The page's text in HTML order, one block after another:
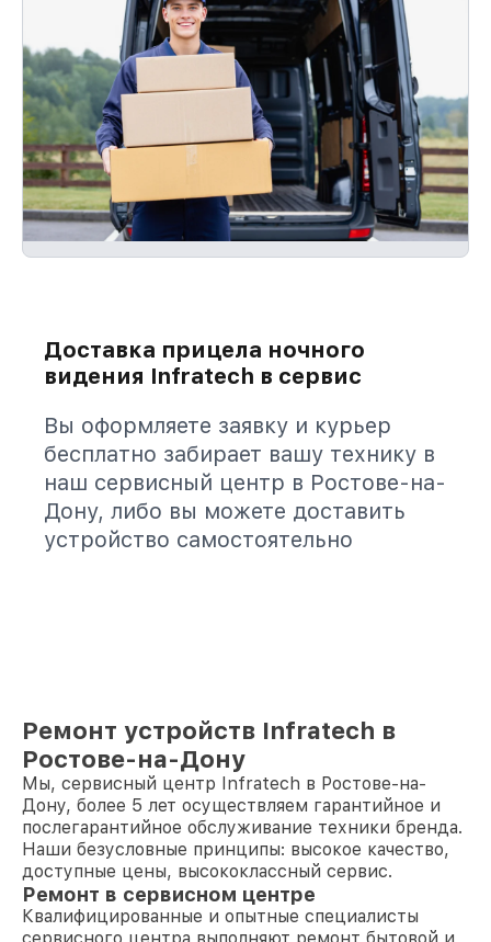
Доставка прицела ночного
видения Infratech в сервис
Вы оформляете заявку и курьер
бесплатно забирает вашу технику в
наш сервисный центр в Ростове-на-
Дону, либо вы можете доставить
устройство самостоятельно
Ремонт устройств Infratech в
Ростове-на-Дону
Мы, сервисный центр Infratech в Ростове-на-
Дону, более 5 лет осуществляем гарантийное и
послегарантийное обслуживание техники бренда.
Наши безусловные принципы: высокое качество,
доступные цены, высококлассный сервис.
Ремонт в сервисном центре
Квалифицированные и опытные специалисты